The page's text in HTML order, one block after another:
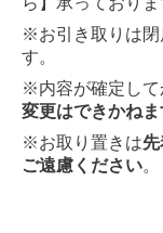
※お引き取りは閉
す。
※内容が確定して
変更はできかねま
※お取り置きは
ご遠慮ください。